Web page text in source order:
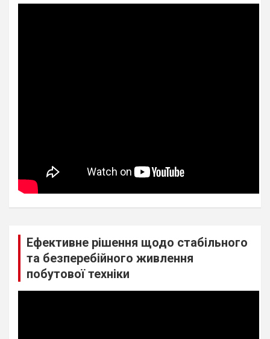
Ефективне рішення щодо стабільного
та безперебійного живлення
побутової техніки